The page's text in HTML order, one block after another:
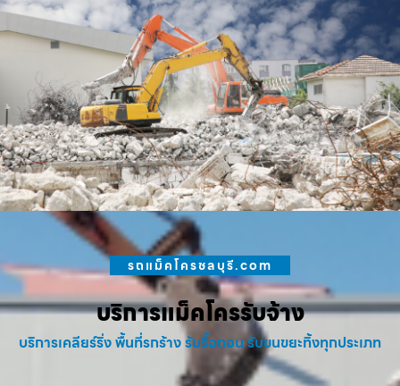
รถแม็คโครชลบุรี.com
บริการแม็คโครรับจ้าง
บริการเคลียร์ริ่ง พื้นที่รกร้าง รับรื้อถอน รับขนขยะทิ้งทุกประเภท